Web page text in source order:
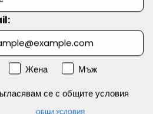
ПолЖена
Мъж
се с общите условия
се с общите условия
ОБЩИ УСЛОВИЯ